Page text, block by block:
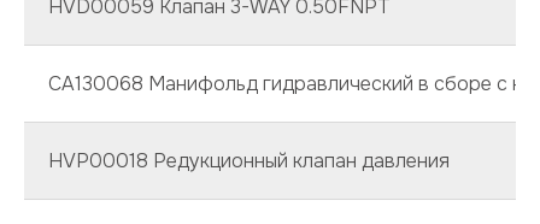
HVD00059 Клапан 3-WAY 0.50FNPT
СА130068 Манифольд гидравлический в сборе с
HVP00018 Редукционный клапан давления